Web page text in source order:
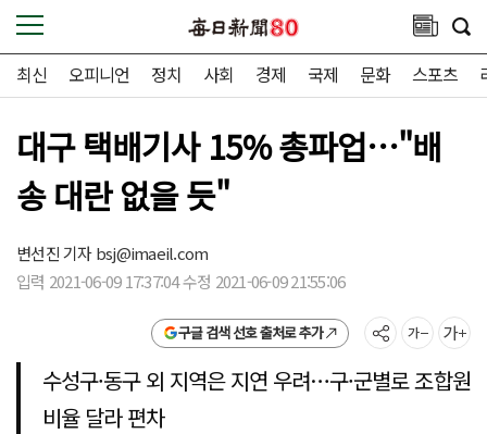
최신 오피니언 정치 사회 경제 국제 문화 스포츠
대구 택배기사 15% 총파업…"배
송 대란 없을 듯"
변선진 기자bsj@imaeil.com
입력 2021-06-09 17:37:04 수정 2021-06-09 21:55:06
구글 검색 선호 출처로 추가
수성구·동구 외 지역은 지연 우려…구·군별로 조합원
비율 달라 편차